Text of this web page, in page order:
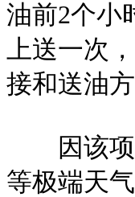
油前2个小
上送一次
接和送油
因该项
等极端天